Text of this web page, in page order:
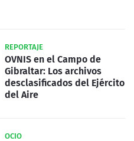
REPORTAJE
OVNIS en el Campo de
Gibraltar: Los archivos
desclasificados del Ejército
del Aire
OCIO